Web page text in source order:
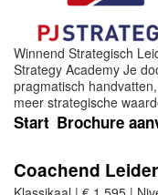
Winnend Strategisch
Strategy Academy Je
pragmatisch
meer strategische
Start Brochure
Coachend